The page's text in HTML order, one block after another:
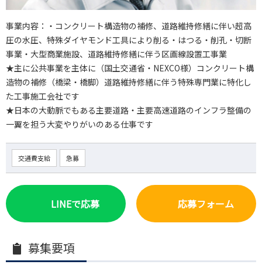
事業内容：・コンクリート構造物の補修、道路維持修繕に伴い超高
圧の水圧、特殊ダイヤモンド工具により削る・はつる・削孔・切断
事業・大型商業施設、道路維持修繕に伴う区画線設置工事業
★主に公共事業を主体に（国土交通省・NEXCO様）コンクリート構
造物の補修（橋梁・橋脚）道路維持修繕に伴う特殊専門業に特化し
た工事施工会社です
★日本の大動脈でもある主要道路・主要高速道路のインフラ整備の
一翼を担う大変やりがいのある仕事です
交通費支給 急募
LINEで応募 応募フォーム
募集要項